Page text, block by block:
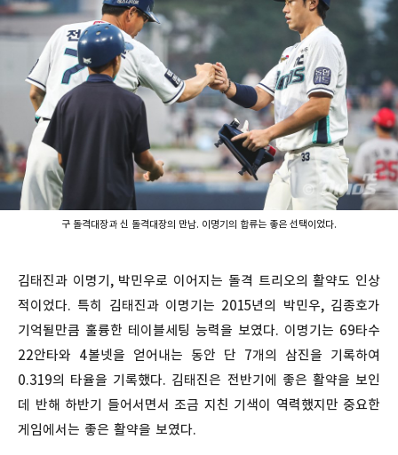
구 돌격대장과 신 돌격대장의 만남. 이명기의 합류는 좋은 선택이었다.
김태진과 이명기, 박민우로 이어지는 돌격 트리오의 활약도 인상
적이었다. 특히 김태진과 이명기는 2015년의 박민우, 김종호가
기억될만큼 훌륭한 테이블세팅 능력을 보였다. 이명기는 69타수
22안타와 4볼넷을 얻어내는 동안 단 7개의 삼진을 기록하여
0.319의 타율을 기록했다. 김태진은 전반기에 좋은 활약을 보인
데 반해 하반기 들어서면서 조금 지친 기색이 역력했지만 중요한
게임에서는 좋은 활약을 보였다.